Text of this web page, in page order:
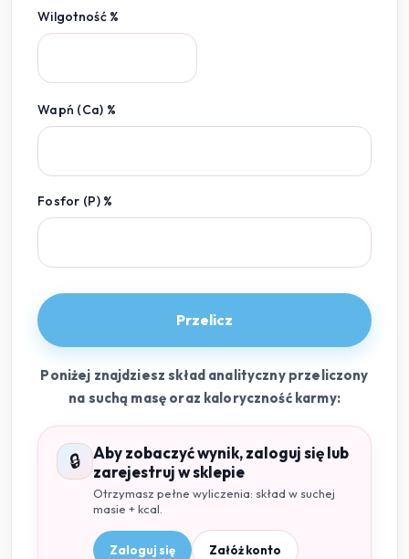
Wilgotność %
Wapń (Ca) %
Fosfor (P) %
Przelicz
Poniżej znajdziesz skład analityczny przeliczony
na suchą masę oraz kaloryczność karmy:
🔒
Aby zobaczyć wynik, zaloguj się lub
zarejestruj w sklepie
Otrzymasz pełne wyliczenia: skład w suchej
masie + kcal.
Zaloguj się Załóż konto